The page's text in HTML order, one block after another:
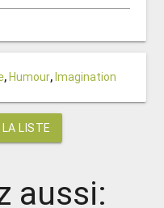
, Humour, Imagination
LISTE
aussi: